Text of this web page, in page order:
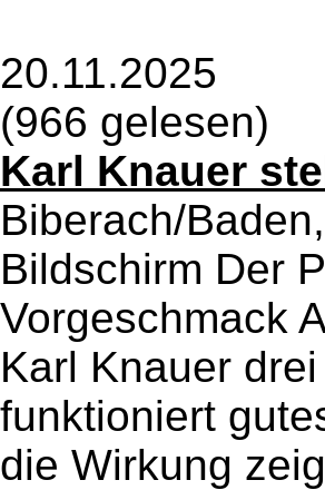
20.11.2025
(966 gelesen)
Karl Knauer
Biberach/
Bildschirm Der
Vorgeschmack
Karl Knauer
funktioniert
die Wirkung